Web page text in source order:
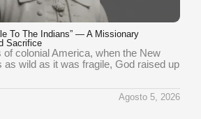
To The Indians” — A Missionary
Sacrifice
of colonial America, when the New
as wild as it was fragile, God raised up
Agosto 5, 2026